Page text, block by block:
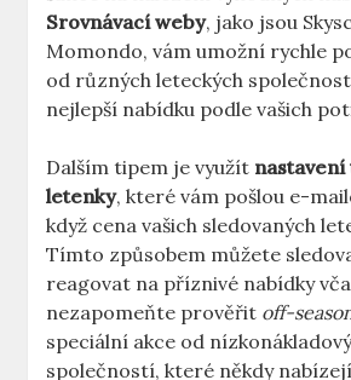
Srovnávací weby, jako jsou
Momondo, vám umožní rychle
od různých leteckých
nejlepší nabídku podle vašich
Dalším tipem je využít
letenky, které vám pošlou e-
když cena vašich sledovaných
Tímto způsobem můžete
reagovat na příznivé nabídky
nezapomeňte prověřit off-
speciální akce od
společností, které někdy